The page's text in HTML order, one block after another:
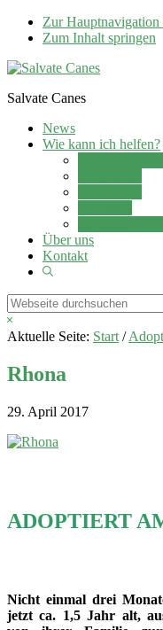
Zur Hauptnavigation
Zum Inhalt springen
Salvate Canes
News
Wie kann ich helfen?
Über uns
Kontakt
Show
Webseite
durchsuchen
Hide
Search
Aktuelle Seite: Start /
Rhona
29. April 2017
ADOPTIERT
Nicht einmal drei
jetzt ca. 1,5 Jahr alt,